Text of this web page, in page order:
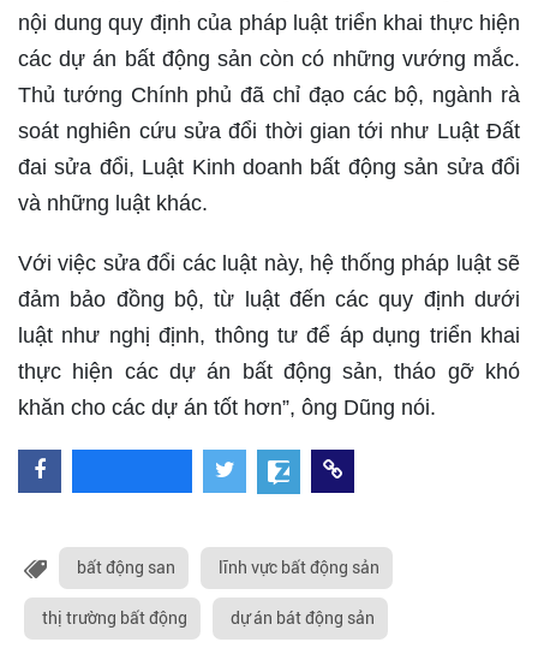
nội dung quy định của pháp luật triển khai thực hiện
các dự án bất động sản còn có những vướng mắc.
Thủ tướng Chính phủ đã chỉ đạo các bộ, ngành rà
soát nghiên cứu sửa đổi thời gian tới như Luật Đất
đai sửa đổi, Luật Kinh doanh bất động sản sửa đổi
và những luật khác.
Với việc sửa đổi các luật này, hệ thống pháp luật sẽ
đảm bảo đồng bộ, từ luật đến các quy định dưới
luật như nghị định, thông tư để áp dụng triển khai
thực hiện các dự án bất động sản, tháo gỡ khó
khăn cho các dự án tốt hơn”, ông Dũng nói.
bất động san lĩnh vực bất động sản
thị trường bất động dự án bát động sản